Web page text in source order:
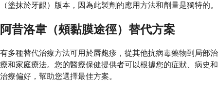
（塗抹於牙齦）版本，因為此製劑的應用方法和劑量是獨特的。
阿昔洛韋（頰黏膜途徑）替代方案
有多種替代治療方法可用於唇皰疹，從其他抗病毒藥物到局部治
療和家庭療法。您的醫療保健提供者可以根據您的症狀、病史和
治療偏好，幫助您選擇最佳方案。